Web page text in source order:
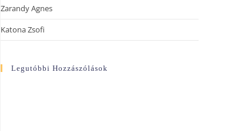
Zarandy Agnes
Katona Zsofi
Legutóbbi Hozzászólások